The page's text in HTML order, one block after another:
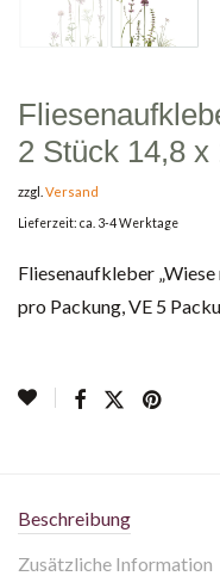
2 Stück 14,8
zzgl. Versand
Lieferzeit: ca. 3-4 Werktage
Fliesenaufkleber
pro Packung, VE 5
Beschreibung
Zusätzliche Information